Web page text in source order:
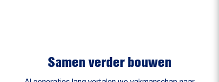
Samen verder bouwen